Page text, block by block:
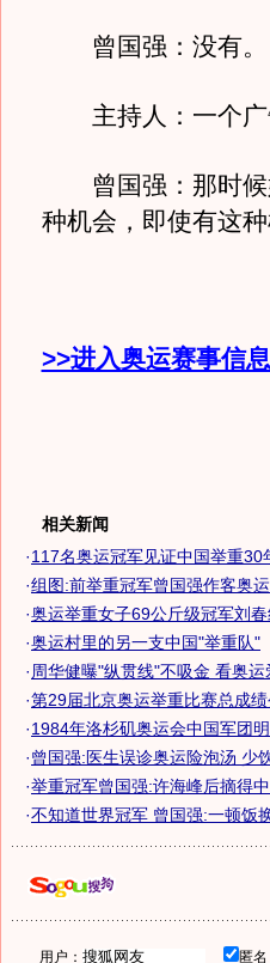
曾国强：没有。
主持人：一个广
曾国强：那时候
种机会，即使有这
>>进入奥运赛事信
相关新闻
·117名奥运冠军见证中国举重30
·组图:前举重冠军曾国强作客奥
·奥运举重女子69公斤级冠军刘
·奥运村里的另一支中国"举重队"
· 周华健曝"纵贯线"不吸金 看奥
·第29届北京奥运举重比赛总成
·1984年洛杉矶奥运会中国军团
·曾国强:医生误诊奥运险泡汤 少
·举重冠军曾国强:许海峰后摘得
·不知道世界冠军 曾国强:一顿饭
用户： 匿